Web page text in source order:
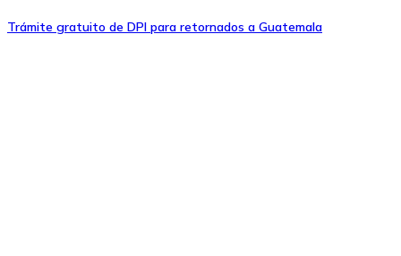
Trámite gratuito de DPI para retornados a Guatemala